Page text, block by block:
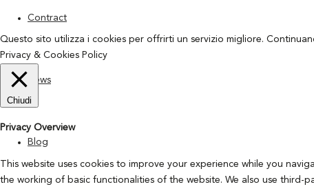
Contract
News
Blog
Questo sito utilizza i cookies per offrirti un servizio migliore.
Privacy & Cookies Policy
Chiudi
Privacy Overview
This website uses cookies to improve your experience while you
the working of basic functionalities of the website. We also use third-